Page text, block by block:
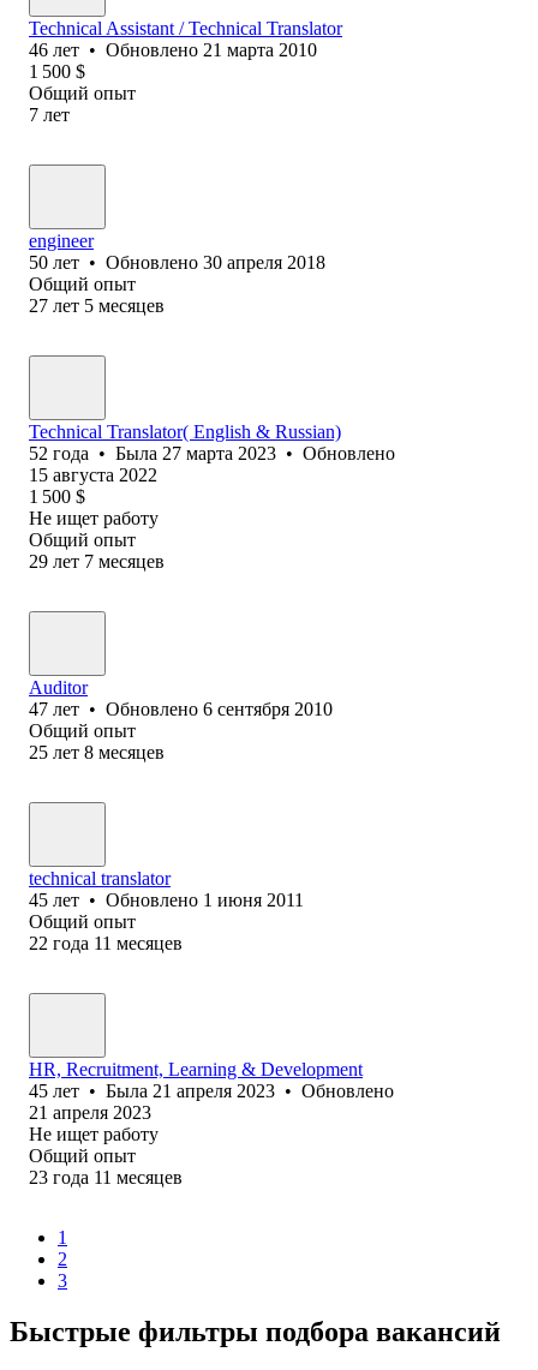
Technical Assistant / Technical Translator
46 лет • Обновлено 21 марта 2010
1 500 $
Общий опыт
7 лет
engineer
50 лет • Обновлено 30 апреля 2018
Общий опыт
27 лет 5 месяцев
Technical Translator( English & Russian)
52 года • Была 27 марта 2023 • Обновлено
15 августа 2022
1 500 $
Не ищет работу
Общий опыт
29 лет 7 месяцев
Auditor
47 лет • Обновлено 6 сентября 2010
Общий опыт
25 лет 8 месяцев
technical translator
45 лет • Обновлено 1 июня 2011
Общий опыт
22 года 11 месяцев
HR, Recruitment, Learning & Development
45 лет • Была 21 апреля 2023 • Обновлено
21 апреля 2023
Не ищет работу
Общий опыт
23 года 11 месяцев
1
2
3
Быстрые фильтры подбора вакансий